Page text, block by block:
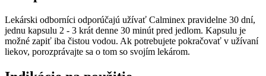
Lekárski odborníci odporúčajú užívať Calminex pravidelne 30 dní,
jednu kapsulu 2 - 3 krát denne 30 minút pred jedlom. Kapsulu je
možné zapiť iba čistou vodou. Ak potrebujete pokračovať v užívaní
liekov, porozprávajte sa o tom so svojím lekárom.